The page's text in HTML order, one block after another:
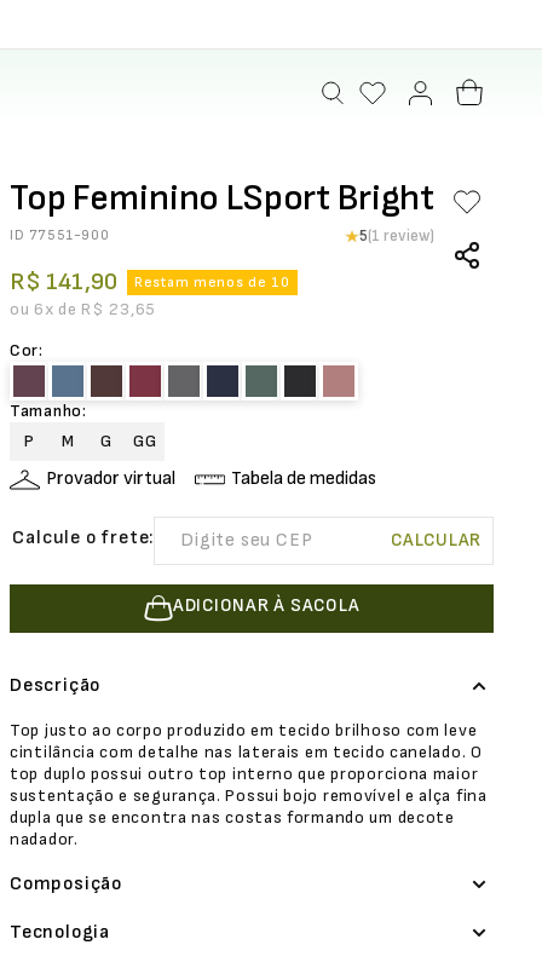
Top Feminino LSport Bright
ID 77551-900 5(1 review)
R$ 141,90 Restam menos de 10
ou 6x de R$ 23,65
Cor:
Tamanho:
P
M G GG
Provador virtual Tabela de medidas
ADICIONAR À SACOLA
Descrição
Top justo ao corpo produzido em tecido brilhoso com leve
cintilância com detalhe nas laterais em tecido canelado. O
top duplo possui outro top interno que proporciona maior
sustentação e segurança. Possui bojo removível e alça fina
dupla que se encontra nas costas formando um decote
nadador.
Composição
Tecnologia